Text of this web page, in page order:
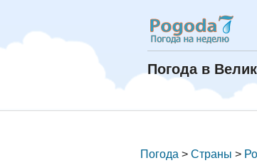
Погода в
Погода > Страны >